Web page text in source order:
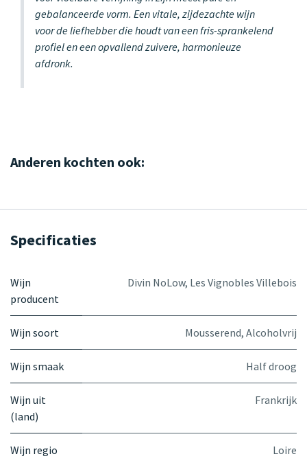
gebalanceerde vorm. Een vitale, zijdezachte wijn
voor de liefhebber die houdt van een fris-sprankelend
profiel en een opvallend zuivere, harmonieuze
afdronk.
Anderen kochten ook:
Specificaties
Wijn
producent
Divin NoLow, Les Vignobles Villebois
Wijn soort Mousserend, Alcoholvrij
Wijn smaak Half droog
Wijn uit
(land)
Frankrijk
Wijn regio Loire